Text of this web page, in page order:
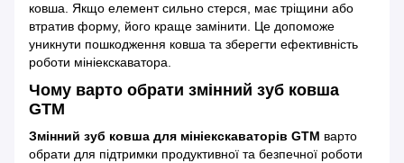
ковша. Якщо елемент сильно стерся, має тріщини або
втратив форму, його краще замінити. Це допоможе
уникнути пошкодження ковша та зберегти ефективність
роботи мініекскаватора.
Чому варто обрати змінний зуб ковша
GTM
Змінний зуб ковша для мініекскаваторів GTM варто
обрати для підтримки продуктивної та безпечної роботи